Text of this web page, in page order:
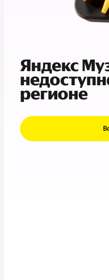
Яндекс
регионе